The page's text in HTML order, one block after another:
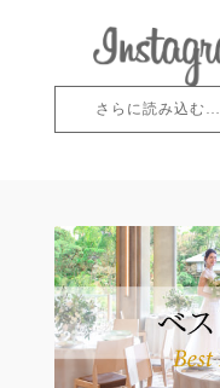
さらに読み込む…